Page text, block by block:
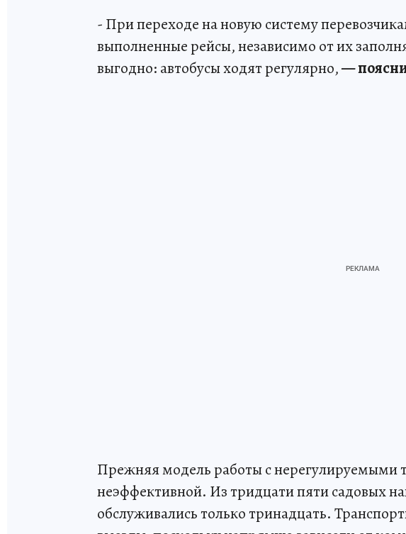
- При переходе на новую систему
выполненные рейсы, независимо от их
выгодно: автобусы ходят регулярно,—
Прежняя модель работы с нерегулируемыми
неэффективной. Из тридцати пяти садовых
обслуживались только тринадцать.